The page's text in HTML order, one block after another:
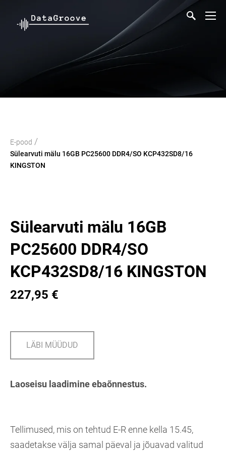
E-pood /
Sülearvuti mälu 16GB PC25600 DDR4/SO KCP432SD8/16
KINGSTON
Sülearvuti mälu 16GB
PC25600 DDR4/SO
KCP432SD8/16 KINGSTON
227,95 €
LÄBI MÜÜDUD
Laoseisu laadimine ebaõnnestus.
Tellimused, mis on tehtud E-R enne kella 15.45,
saadetakse välja samal päeval ja jõuavad valitud